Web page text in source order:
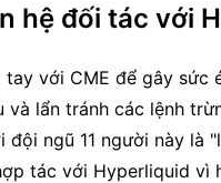
hệ đối tác với
với CME để gây sức
lẩn tránh các lệnh
đội ngũ 11 người này là
tác với Hyperliquid